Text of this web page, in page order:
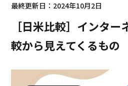
最終更新日：2024年10月2日
［日米比較］インタ
較から見えてくるもの